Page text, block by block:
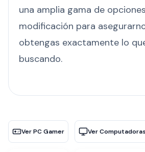
una amplia gama de
modificación para
obtengas exactamente lo
buscando.
Ver PC Gamer Ver Computadoras